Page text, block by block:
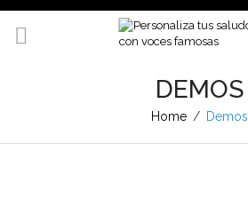
DEMOS
Home / Demos